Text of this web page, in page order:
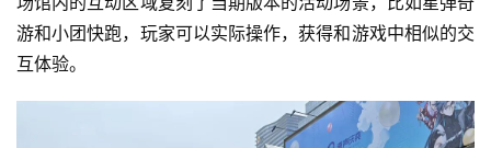
游和小团快跑，玩家可以实际操作，获得和游戏中相似的交
互体验。